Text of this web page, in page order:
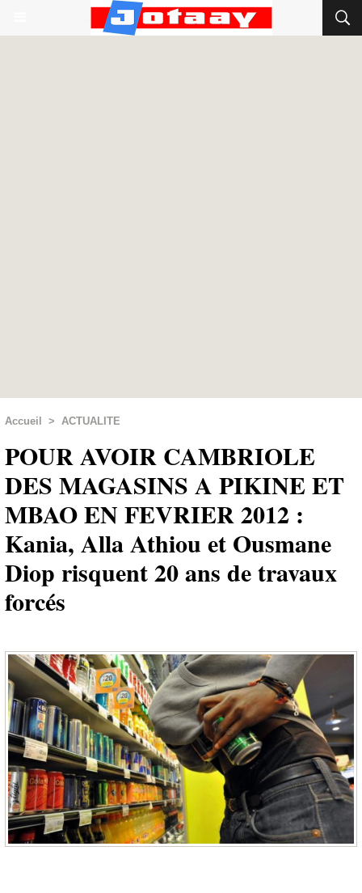
Accueil > ACTUALITE
POUR AVOIR CAMBRIOLE
DES MAGASINS A PIKINE ET
MBAO EN FEVRIER 2012 :
Kania, Alla Athiou et Ousmane
Diop risquent 20 ans de travaux
forcés